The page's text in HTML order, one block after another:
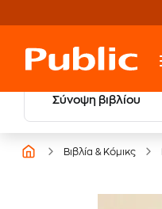
Σύνοψη βιβλίου
Βιβλία & Κόμικς